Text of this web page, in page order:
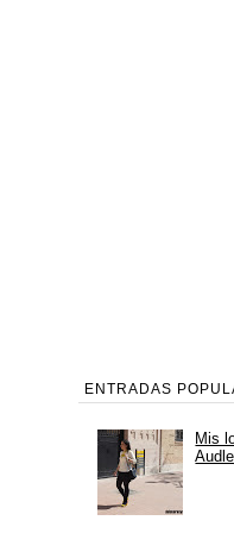
ENTRADAS
Mis